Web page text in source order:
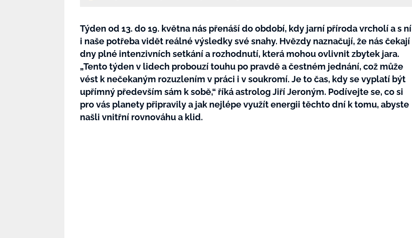
Týden od 13. do 19. května nás přenáší do období, kdy jarní příroda vrcholí a s ní
i naše potřeba vidět reálné výsledky své snahy. Hvězdy naznačují, že nás čekají
dny plné intenzivních setkání a rozhodnutí, která mohou ovlivnit zbytek jara.
„Tento týden v lidech probouzí touhu po pravdě a čestném jednání, což může
vést k nečekaným rozuzlením v práci i v soukromí. Je to čas, kdy se vyplatí být
upřímný především sám k sobě,“ říká astrolog Jiří Jeroným. Podívejte se, co si
pro vás planety připravily a jak nejlépe využít energii těchto dní k tomu, abyste
našli vnitřní rovnováhu a klid.